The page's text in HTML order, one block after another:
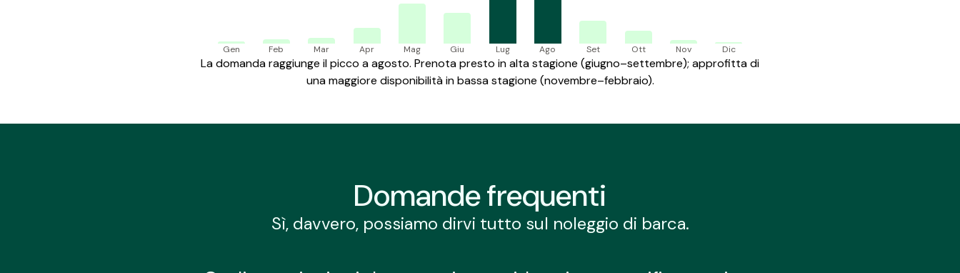
Gen Feb Mar Apr Mag Giu Lug Ago Set Ott Nov Dic
La domanda raggiunge il picco a agosto. Prenota presto in alta stagione (giugno–settembre); approfitta di
una maggiore disponibilità in bassa stagione (novembre–febbraio).
Domande frequenti
Sì, davvero, possiamo dirvi tutto sul noleggio di barca.